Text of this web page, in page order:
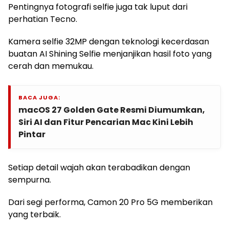
Pentingnya fotografi selfie juga tak luput dari
perhatian Tecno.
Kamera selfie 32MP dengan teknologi kecerdasan
buatan AI Shining Selfie menjanjikan hasil foto yang
cerah dan memukau.
BACA JUGA:
macOS 27 Golden Gate Resmi Diumumkan,
Siri AI dan Fitur Pencarian Mac Kini Lebih
Pintar
Setiap detail wajah akan terabadikan dengan
sempurna.
Dari segi performa, Camon 20 Pro 5G memberikan
yang terbaik.